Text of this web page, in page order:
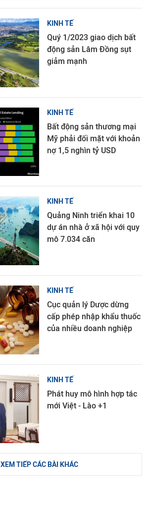
KINH TẾ
Quý 1/2023 giao dịch bất
động sản Lâm Đồng sụt
giảm mạnh
KINH TẾ
Bất động sản thương mại
Mỹ phải đối mặt với khoản
nợ 1,5 nghìn tỷ USD
KINH TẾ
Quảng Ninh triển khai 10
dự án nhà ở xã hội với quy
mô 7.034 căn
KINH TẾ
Cục quản lý Dược dừng
cấp phép nhập khẩu thuốc
của nhiều doanh nghiệp
KINH TẾ
Phát huy mô hình hợp tác
mới Việt - Lào +1
XEM TIẾP CÁC BÀI KHÁC